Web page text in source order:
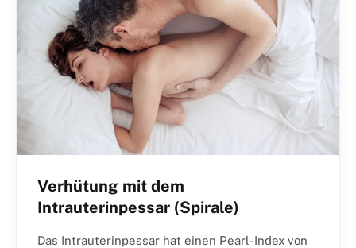
Verhütung mit dem
Intrauterinpessar (Spirale)
Das Intrauterinpessar hat einen Pearl-Index von